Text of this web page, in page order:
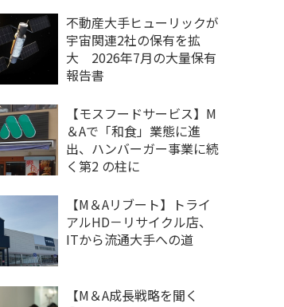
不動産大手ヒューリックが
宇宙関連2社の保有を拡
大 2026年7月の大量保有
報告書
【モスフードサービス】M
＆Aで「和食」業態に進
出、ハンバーガー事業に続
く第2 の柱に
【M＆Aリブート】トライ
アルHD－リサイクル店、
ITから流通大手への道
【M＆A 成長戦略を聞く